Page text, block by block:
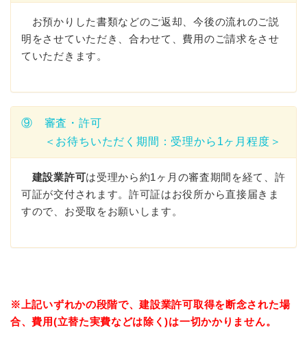
お預かりした書類などのご返却、今後の流れのご説
明をさせていただき、合わせて、費用のご請求をさせ
ていただきます。
⑨ 審査・許可
＜お待ちいただく期間：受理から1ヶ月程度＞
建設業許可は受理から約1ヶ月の審査期間を経て、許
可証が交付されます。許可証はお役所から直接届きま
すので、お受取をお願いします。
※上記いずれかの段階で、建設業許可取得を断念された場
合、費用(立替た実費などは除く)は一切かかりません。